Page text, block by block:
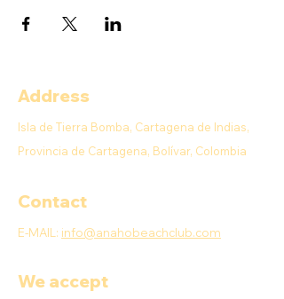
Address
Isla de Tierra Bomba, Cartagena de Indias,
Provincia de Cartagena, Bolívar, Colombia
Contact
E-MAIL: info@anahobeachclub.com
We accept